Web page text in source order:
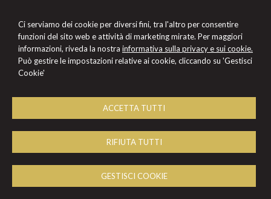
Ci serviamo dei cookie per diversi fini, tra l'altro per consentire
funzioni del sito web e attività di marketing mirate. Per maggiori
informazioni, riveda la nostra informativa sulla privacy e sui cookie.
Può gestire le impostazioni relative ai cookie, cliccando su 'Gestisci
Cookie'
ACCETTA TUTTI
RIFIUTA TUTTI
GESTISCI COOKIE